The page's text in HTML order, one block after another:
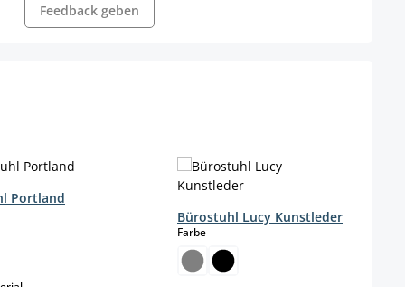
Feedback geben
Portland
Bürostuhl Lucy Kunstleder
Farbeauswählen